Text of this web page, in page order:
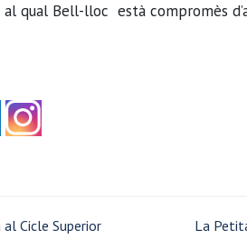
qual Bell-lloc està compromès
Cicle Superior La